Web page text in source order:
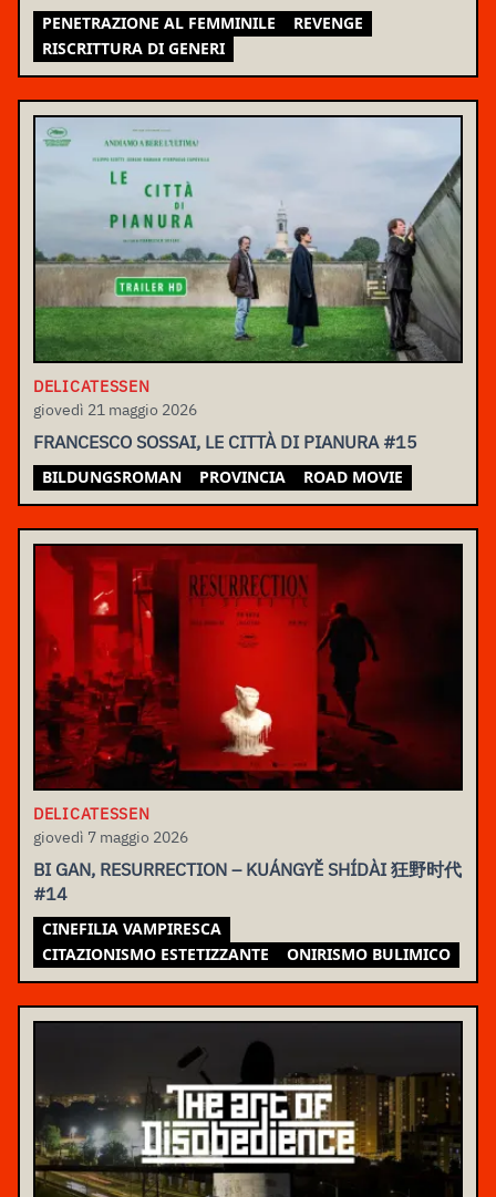
PENETRAZIONE AL FEMMINILE
REVENGE
RISCRITTURA DI GENERI
DELICATESSEN
giovedì 21 maggio 2026
FRANCESCO SOSSAI, LE CITTÀ DI PIANURA #15
BILDUNGSROMAN PROVINCIA ROAD MOVIE
DELICATESSEN
giovedì 7 maggio 2026
BI GAN, RESURRECTION – KUÁNGYĚ SHÍDÀI 狂野时代
#14
CINEFILIA VAMPIRESCA
CITAZIONISMO ESTETIZZANTE
ONIRISMO BULIMICO